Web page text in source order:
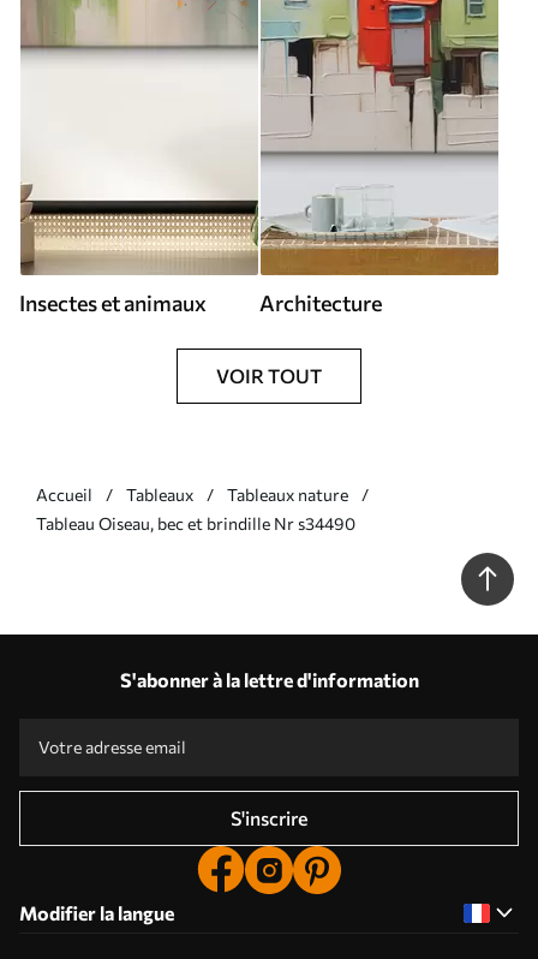
Insectes et animaux Architecture
VOIR TOUT
Accueil Tableaux
Tableaux nature
Tableau Oiseau, bec et brindille Nr s34490
S'abonner à la lettre d'information
S'inscrire
Modifier la langue